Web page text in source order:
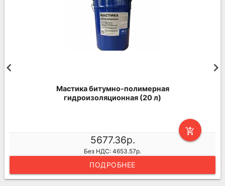
Мастика битумно-полимерная
гидроизоляционная (20 л)
add_shopping_cart
5677.36р.
Без НДС: 4653.57р.
ПОДРОБНЕЕ